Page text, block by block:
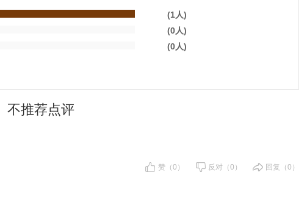
(1人)
(0人)
(0人)
不推荐点评
赞（0） 反对（0） 回复（0）